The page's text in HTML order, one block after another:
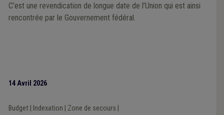
C’est une revendication de longue date de l’Union qui est ainsi
rencontrée par le Gouvernement fédéral.
14 Avril 2026
Budget| Indexation Zone de secours